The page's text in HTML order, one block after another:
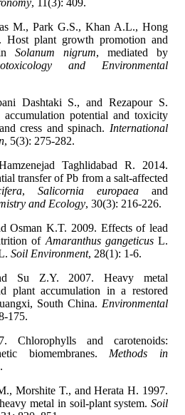
M., Park G.S., Khan A.L., Hong
Host plant growth promotion and
Solanum nigrum, mediated by
and Environmental
Dashtaki S., and Rezapour S.
potential and toxicity
cress and spinach. International
Taghlidabad R. 2014.
transfer of Pb from a salt-affected
, Salicornia europaea and
and Ecology
Osman K.T. 2009. Effects of lead
of Amaranthus gangeticusL.
Soil Environment
Su Z.Y. 2007. Heavy metal
plant accumulation in a restored
South China. Environmental
Chlorophylls and carotenoids:
biomembranes. Methods in
Morshite T., and Herata H. 1997.
metal in soil-plant system. Soil